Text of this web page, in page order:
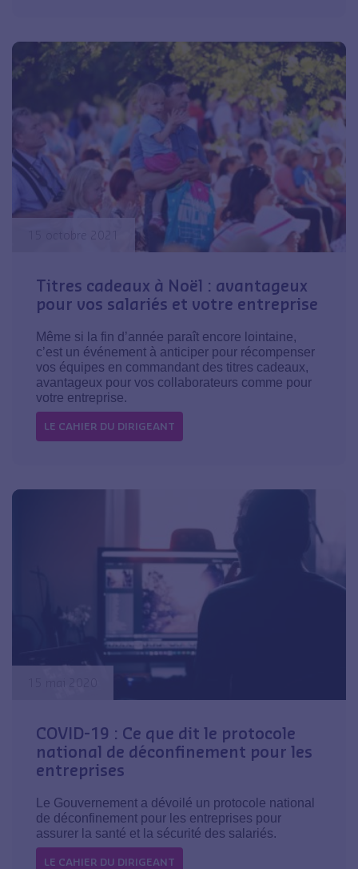
15 octobre 2021
Titres cadeaux à Noël : avantageux
pour vos salariés et votre entreprise
Même si la fin d’année paraît encore lointaine,
c’est un événement à anticiper pour récompenser
vos équipes en commandant des titres cadeaux,
avantageux pour vos collaborateurs comme pour
votre entreprise.
LE CAHIER DU DIRIGEANT
COVID-19 : Ce que dit le protocole
national de déconfinement pour les
entreprises
Le Gouvernement a dévoilé un protocole national
de déconfinement pour les entreprises pour
assurer la santé et la sécurité des salariés.
LE CAHIER DU DIRIGEANT